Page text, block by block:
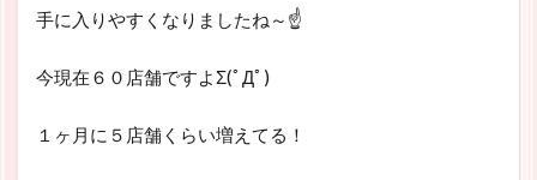
手に入りやすくなりましたね～☝
今現在６０店舗ですよΣ(ﾟДﾟ)
１ヶ月に５店舗くらい増えてる！